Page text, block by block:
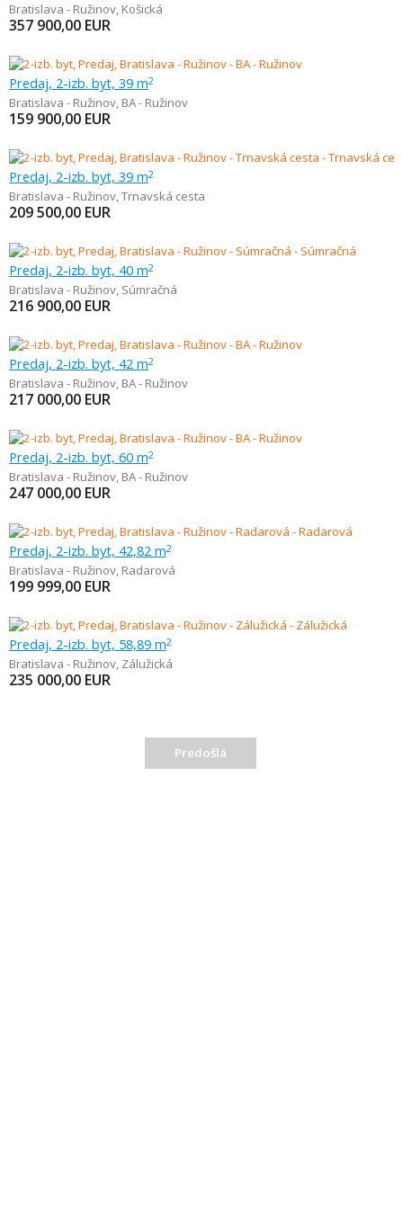
Bratislava - Ružinov, Košická
357 900,00 EUR
Predaj, 2-izb. byt, 39 m2
Bratislava - Ružinov, BA - Ružinov
159 900,00 EUR
Predaj, 2-izb. byt, 39 m2
Bratislava - Ružinov,Trnavská cesta
209 500,00 EUR
Predaj, 2-izb. byt, 40 m2
Bratislava - Ružinov, Súmračná
216 900,00 EUR
Predaj, 2-izb. byt, 42 m2
Bratislava - Ružinov, BA - Ružinov
217 000,00 EUR
Predaj, 2-izb. byt, 60 m2
Bratislava - Ružinov, BA - Ružinov
247 000,00 EUR
Predaj, 2-izb. byt, 42,82 m2
Bratislava - Ružinov, Radarová
199 999,00 EUR
Predaj, 2-izb. byt, 58,89 m2
Bratislava - Ružinov, Zálužická
235 000,00 EUR
Predošlá